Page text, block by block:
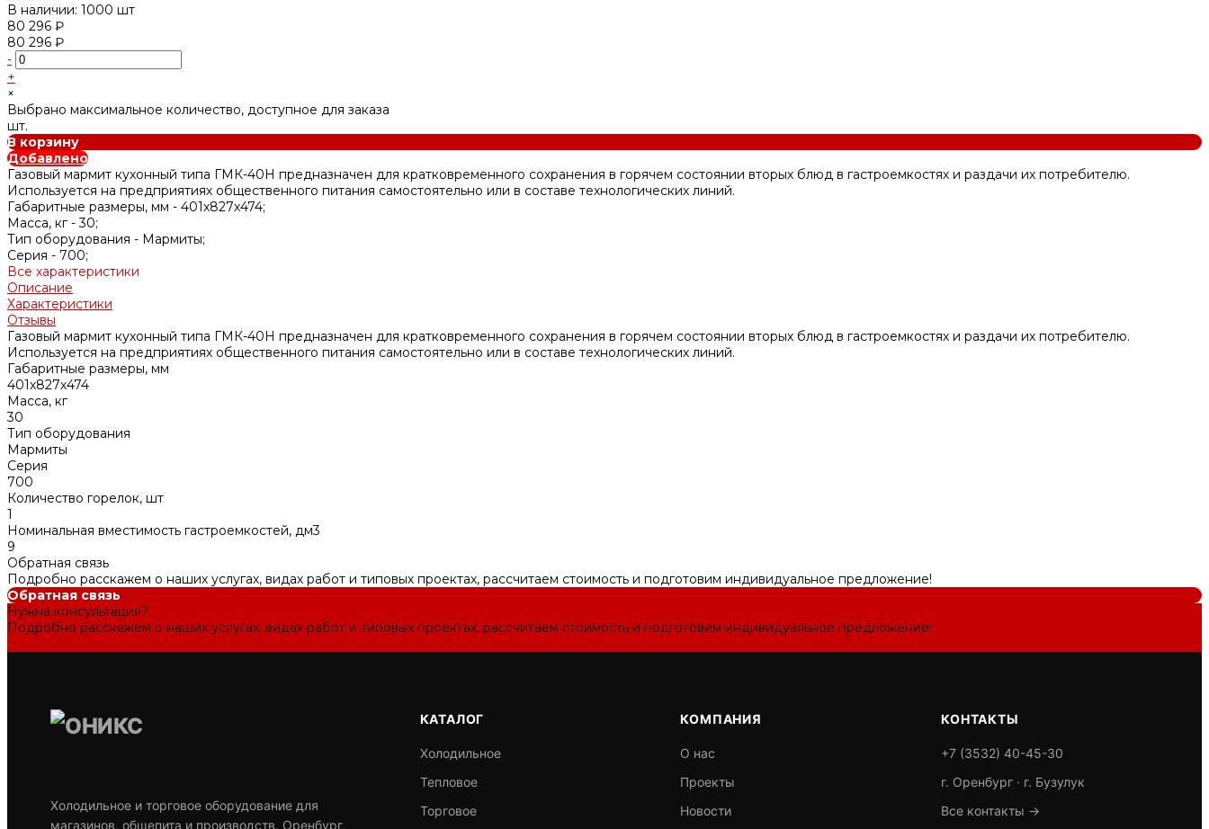
В наличии: 1000 шт
80 296 ₽
80 296 ₽
-
+
×
Выбрано максимальное количество, доступное для заказа
шт.
В корзину
Добавлено
Газовый мармит кухонный типа ГМК-40Н предназначен для кратковременного сохранения в горячем состоянии вторых блюд в гастроемкостях и раздачи их потребителю.
Используется на предприятиях общественного питания самостоятельно или в составе технологических линий.
Габаритные размеры, мм - 401х827х474;
Масса, кг -30;
Тип оборудования - Мармиты;
Серия - 700;
Все характеристики
Описание
Характеристики
Отзывы
Газовый мармит кухонный типа ГМК-40Н предназначен для кратковременного сохранения в горячем состоянии вторых блюд в гастроемкостях и раздачи их потребителю.
Используется на предприятиях общественного питания самостоятельно или в составе технологических линий.
Габаритные размеры, мм
401х827х474
Масса, кг
30
Тип оборудования
Мармиты
Серия
700
Количество горелок, шт
1
Номинальная вместимость гастроемкостей, дм3
9
Обратная связь
Подробно расскажем о наших услугах, видах работ и типовых проектах, рассчитаем стоимость и подготовим индивидуальное предложение!
Обратная связь
Нужна консультация?
Подробно расскажем о наших услугах, видах работ и типовых проектах, рассчитаем стоимость и подготовим индивидуальное предложение!
Холодильное и торговое оборудование для
магазинов, общепита и производств. Оренбург,
КАТАЛОГ
Холодильное
Тепловое
Торговое
КОМПАНИЯ
О нас
Проекты
Новости
КОНТАКТЫ
+7 (3532) 40-45-30
г. Оренбург · г. Бузулук
Все контакты →